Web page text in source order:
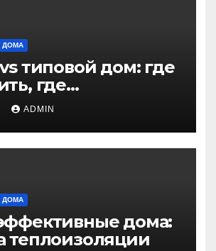
ДОМА
типовой дом: где
где
ADMIN
ДОМА
дома:
теплоизоляции